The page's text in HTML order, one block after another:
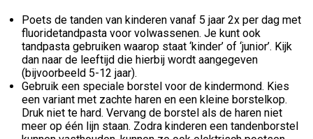
Poets de tanden van kinderen vanaf 5 jaar 2x per dag met
fluoridetandpasta voor volwassenen. Je kunt ook
tandpasta gebruiken waarop staat ‘kinder’ of ‘junior’. Kijk
dan naar de leeftijd die hierbij wordt aangegeven
(bijvoorbeeld 5-12 jaar).
Gebruik een speciale borstel voor de kindermond. Kies
een variant met zachte haren en een kleine borstelkop.
Druk niet te hard. Vervang de borstel als de haren niet
meer op één lijn staan. Zodra kinderen een tandenborstel